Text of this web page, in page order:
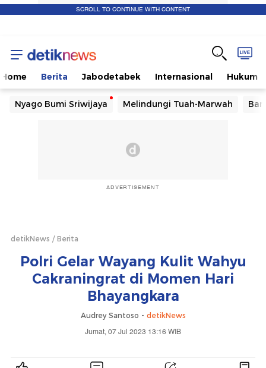
SCROLL TO CONTINUE WITH CONTENT
Home Berita Jabodetabek Internasional Hukum
Nyago Bumi Sriwijaya Melindungi Tuah-Marwah
ADVERTISEMENT
detikNews Berita
Polri Gelar Wayang Kulit Wahyu
Cakraningrat di Momen Hari
Bhayangkara
Audrey Santoso - detikNews
Jumat, 07 Jul 2023 13:16 WIB